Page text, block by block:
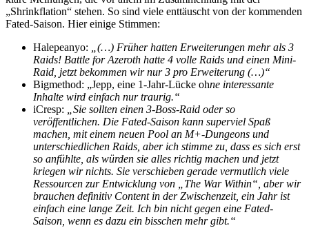
„Shrinkflation“ stehen. So sind viele enttäuscht von der kommenden
Fated-Saison. Hier einige Stimmen:
Halepeanyo:
„(…) Früher hatten Erweiterungen mehr als 3
Raids! Battle for Azeroth hatte 4 volle Raids und einen Mini-
Raid, jetzt bekommen wir nur 3 pro Erweiterung (…)“
Bigmethod: „Jepp, eine 1-Jahr-Lücke ohne interessante
Inhalte wird einfach nur traurig.“
iCresp:
„Sie sollten einen 3-Boss-Raid oder so
veröffentlichen. Die Fated-Saison kann superviel Spaß
machen, mit einem neuen Pool an M+-Dungeons und
unterschiedlichen Raids, aber ich stimme zu, dass es sich erst
so anfühlte, als würden sie alles richtig machen und jetzt
kriegen wir nichts. Sie verschieben gerade vermutlich viele
Ressourcen zur Entwicklung von „The War Within“, aber wir
brauchen definitiv Content in der Zwischenzeit, ein Jahr ist
einfach eine lange Zeit. Ich bin nicht gegen eine Fated-
Saison, wenn es dazu ein bisschen mehr gibt.“